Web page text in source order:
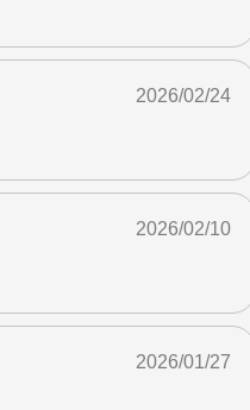
2026/02/24
2026/02/10
2026/01/27